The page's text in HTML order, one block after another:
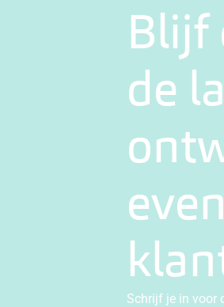
Blijf
de
Schrijf je in voor